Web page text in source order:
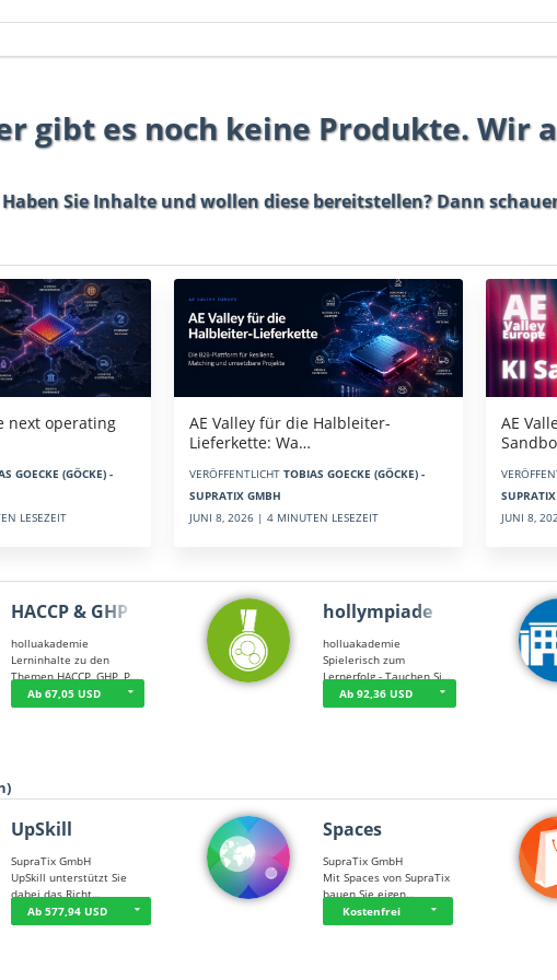
gibt es noch keine Produkte. Wir
Haben Sie Inhalte und wollen diese bereitstellen? Dann
next operating
GOECKE (GÖCKE) -
LESEZEIT
AE Valley für die Halbleiter-
Lieferkette: Wa…
VERÖFFENTLICHT TOBIAS GOECKE (GÖCKE) -
SUPRATIX GMBH
JUNI 8, 2026 | 4 MINUTEN LESEZEIT
AE
JUNI 8,
HACCP & GHP
holluakademie
Lerninhalte zu den
Themen HACCP, GHP, P…
Ab 67,05 USD
hollympiade
holluakademie
Spielerisch zum
Lernerfolg - Tauchen Si…
Ab 92,36 USD
UpSkill
SupraTix GmbH
UpSkill unterstützt Sie
dabei das Richt…
Ab 577,94 USD
Spaces
SupraTix GmbH
Mit Spaces von SupraTix
bauen Sie eigen…
Kostenfrei